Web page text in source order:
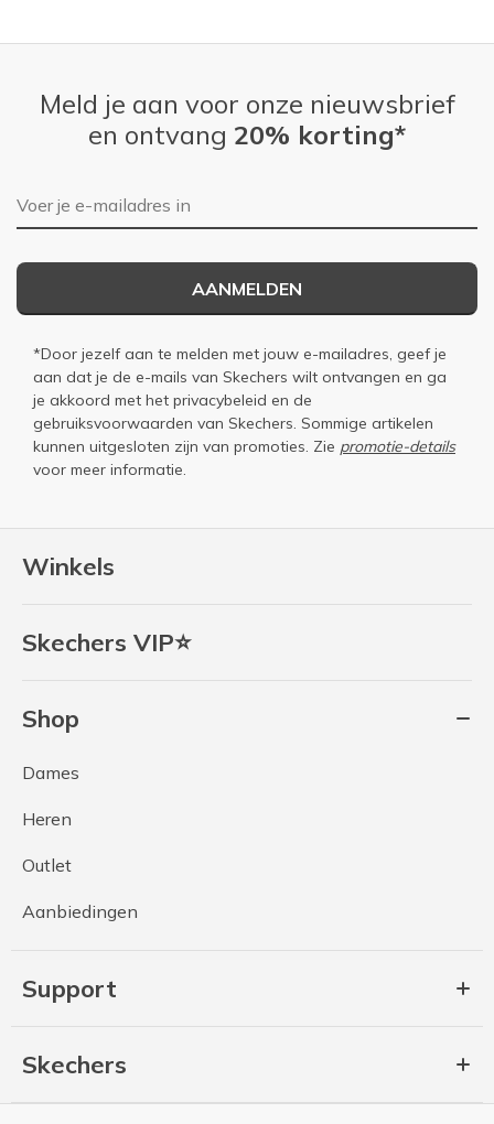
Winkels
Skechers VIP⭐
Shop
Dames
Heren
Outlet
Aanbiedingen
Support
Skechers
Meld je aan voor onze nieuwsbrief
en ontvang 20% korting*
E-mailadres
AANMELDEN
*Door jezelf aan te melden met jouw e-mailadres, geef je
aan dat je de e-mails van Skechers wilt ontvangen en ga
je akkoord met het privacybeleid en de
gebruiksvoorwaarden van Skechers. Sommige artikelen
kunnen uitgesloten zijn van promoties. Zie promotie-details
voor meer informatie.